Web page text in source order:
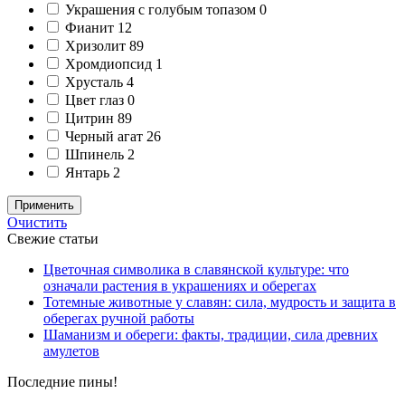
Украшения с голубым топазом 0
Фианит 12
Хризолит 89
Хромдиопсид 1
Хрусталь 4
Цвет глаз 0
Цитрин 89
Черный агат 26
Шпинель 2
Янтарь 2
Применить
Очистить
Свежие статьи
Цветочная символика в славянской культуре: что
означали растения в украшениях и оберегах
Тотемные животные у славян: сила, мудрость и защита в
оберегах ручной работы
Шаманизм и обереги: факты, традиции, сила древних
амулетов
Последние пины!